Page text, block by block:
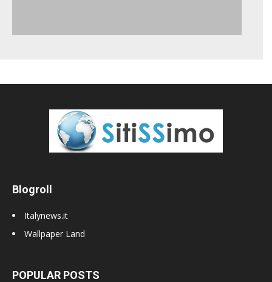
Blogroll
Italynews.it
Wallpaper Land
POPULAR POSTS